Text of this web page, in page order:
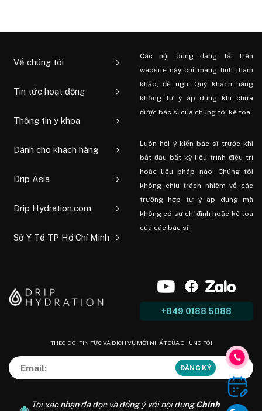
Về chúng tôi
Tin tức hoạt động
Thông tin y khoa
Dành cho khách hàng
Drip Asia
Drip Hydration.com
Sở Y Tế TP Hồ Chí Minh
Các nội dung đăng tải trên
website này chỉ mang tính tham
khảo, đề nghị Quý khách hàng
không tự ý áp dụng khi chưa
được bác sĩ của chúng tôi kê toa.
Luôn hỏi ý kiến ​​bác sĩ trước khi
bắt đầu bất kỳ liệu trình điều trị
hoặc liệu pháp nào. Chúng tôi
không chịu trách nhiệm về các
trường hợp tự ý áp dụng mà
không có sự chỉ định hoặc kê toa
của các bác sĩ.
+849 0188 5088
THEO DÕI TIN TỨC VÀ DỊCH VỤ MỚI NHẤT CỦA CHÚNG TÔI
Tôi xác nhận đã đọc và đồng ý với nội dungChính